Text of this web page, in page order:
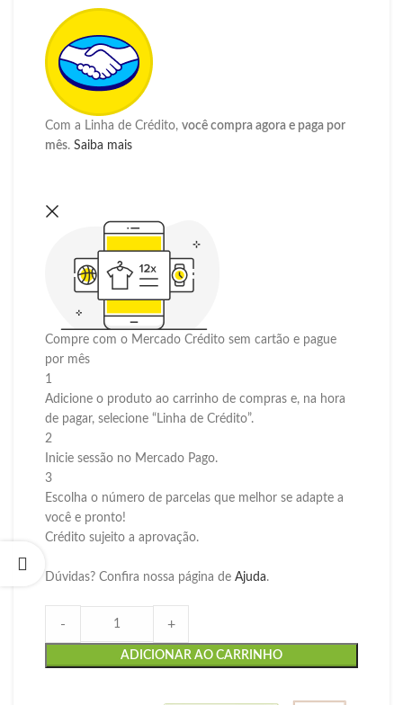
Com a Linha de Crédito, você compra agora e paga por
mês. Saiba mais
Compre com o Mercado Crédito sem cartão e pague
por mês
1
Adicione o produto ao carrinho de compras e, na hora
de pagar, selecione “Linha de Crédito”.
2
Inicie sessão no Mercado Pago.
3
Escolha o número de parcelas que melhor se adapte a
você e pronto!
Crédito sujeito a aprovação.
Dúvidas? Confira nossa página de Ajuda.
- +
ADICIONAR AO CARRINHO